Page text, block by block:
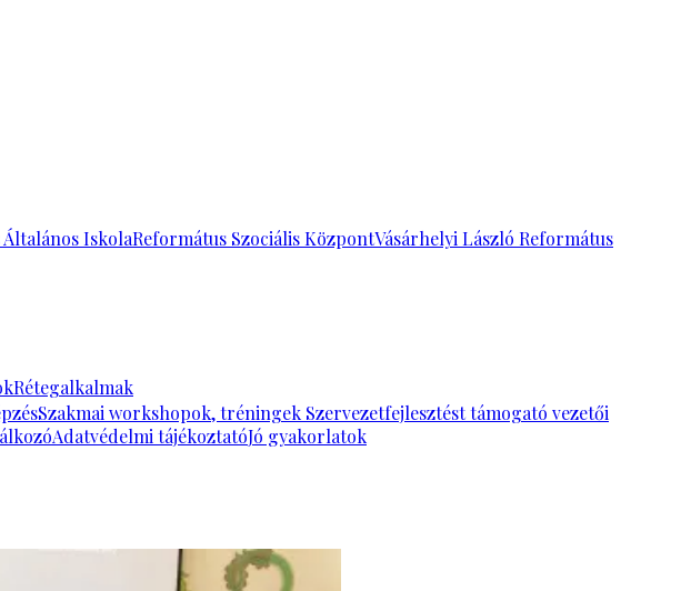
IskolaReformátus Szociális KözpontVásárhelyi László Református
Rétegalkalmak
Szakmai workshopok, tréningek Szervezetfejlesztést támogató vezetői
Adatvédelmi tájékoztatóJó gyakorlatok